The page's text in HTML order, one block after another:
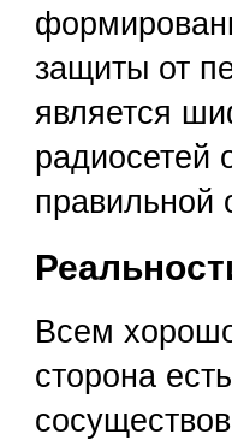
защиты от
является
радиосетей
правильной
Всем
сторона